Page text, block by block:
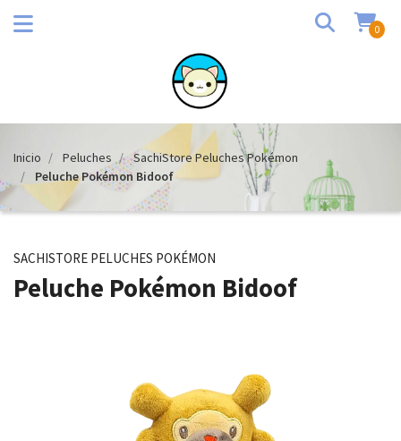
0
Inicio Peluches
SachiStore Peluches Pokémon
Peluche Pokémon Bidoof
SACHISTORE PELUCHES POKÉMON
Peluche Pokémon Bidoof